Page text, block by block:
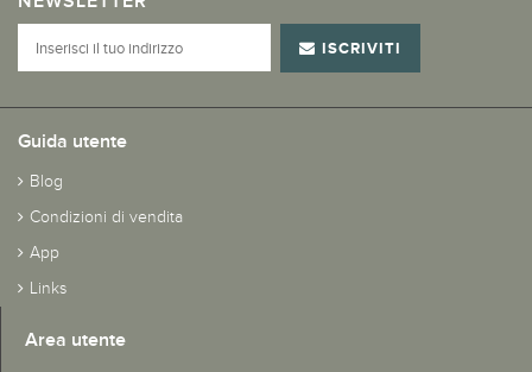
ISCRIVITI
Guida utente
Blog
Condizioni di vendita
App
Links
Area utente